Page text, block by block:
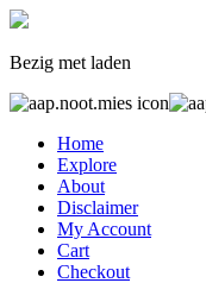
Bezig met laden
Home
Explore
About
Disclaimer
My Account
Cart
Checkout